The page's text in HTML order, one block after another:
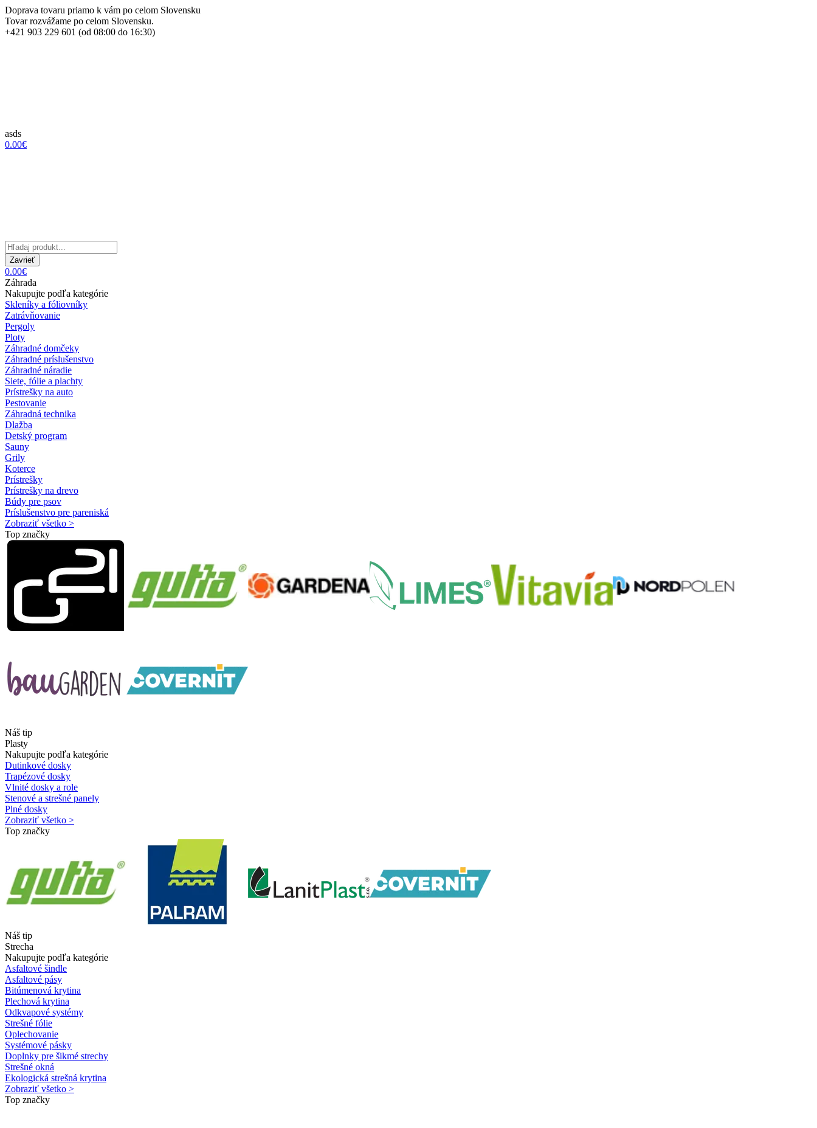
Doprava tovaru priamo k vám po celom Slovensku
Tovar rozvážame po celom Slovensku.
+421 903 229 601 (od 08:00 do 16:30)
asds
0.00€
Zavrieť
0.00€
Záhrada
Nakupujte podľa kategórie
Skleníky a fóliovníky
Zatrávňovanie
Pergoly
Ploty
Záhradné domčeky
Záhradné príslušenstvo
Záhradné náradie
Siete, fólie a plachty
Prístrešky na auto
Pestovanie
Záhradná technika
Dlažba
Detský program
Sauny
Grily
Koterce
Prístrešky
Prístrešky na drevo
Búdy pre psov
Príslušenstvo pre pareniská
Zobraziť všetko >
Top značky
Náš tip
Plasty
Nakupujte podľa kategórie
Dutinkové dosky
Trapézové dosky
Vlnité dosky a role
Stenové a strešné panely
Plné dosky
Zobraziť všetko >
Top značky
Náš tip
Strecha
Nakupujte podľa kategórie
Asfaltové šindle
Asfaltové pásy
Bitúmenová krytina
Plechová krytina
Odkvapové systémy
Strešné fólie
Oplechovanie
Systémové pásky
Doplnky pre šikmé strechy
Strešné okná
Ekologická strešná krytina
Zobraziť všetko >
Top značky